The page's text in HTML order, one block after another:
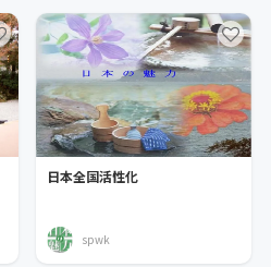
日本全国活性化
spwk